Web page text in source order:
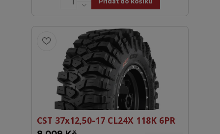
CST 37x12,50-17 CL24X 118K 6PR